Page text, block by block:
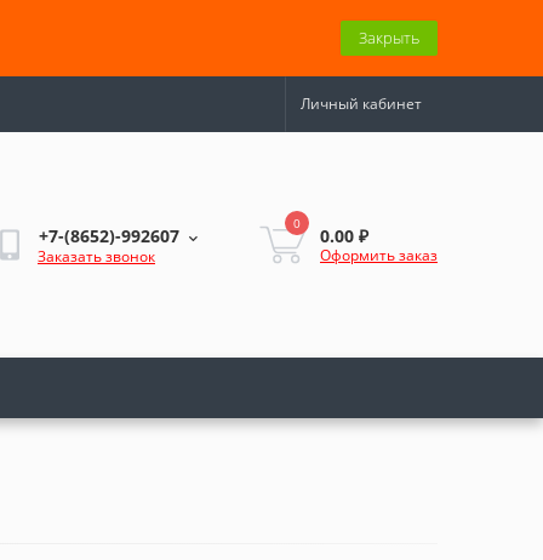
Закрыть
Личный кабинет
+7-(8652)-992607
Заказать звонок
0
0.00 ₽
Оформить заказ